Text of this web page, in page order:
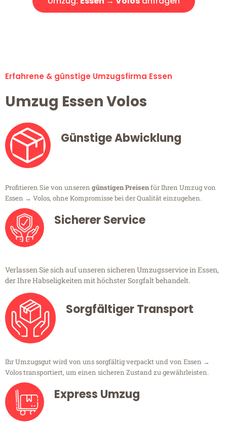
Erfahrene & günstige Umzugsfirma Essen
Umzug Essen Volos
Günstige Abwicklung
Profitieren Sie von unseren günstigen Preisenfür Ihren Umzug von
Essen → Volos, ohne Kompromisse bei der Qualität einzugehen.
Sicherer Service
Verlassen Sie sich auf unseren sicheren Umzugsservice in Essen,
der Ihre Habseligkeiten mit höchster Sorgfalt behandelt.
Sorgfältiger Transport
Ihr Umzugsgut wird von uns sorgfältig verpackt und von Essen →
Volos transportiert, um einen sicheren Zustand zu gewährleisten.
Express Umzug